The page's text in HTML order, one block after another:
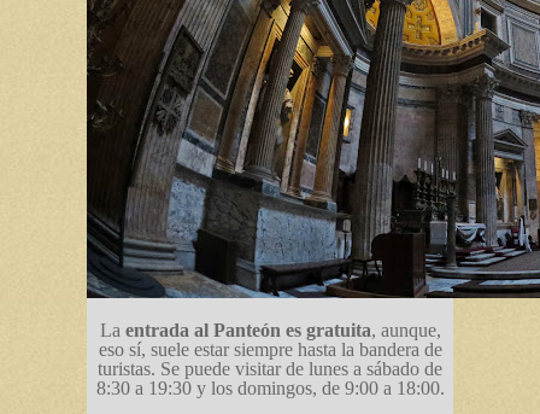
La entrada al Panteón es gratuita, aunque,
eso sí, suele estar siempre hasta la bandera de
turistas. Se puede visitar de lunes a sábado de
8:30 a 19:30 y los domingos, de 9:00 a 18:00.